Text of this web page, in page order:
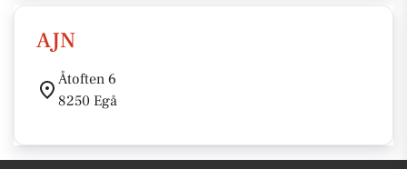
AJN
Åtoften 6
8250 Egå